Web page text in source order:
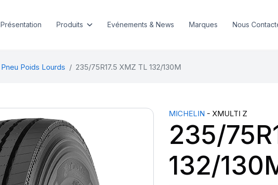
Présentation Produits Evénements & News Marques Nous
Pneu Poids Lourds 235/75R17.5 XMZ TL 132/130M
MICHELIN - XMULTI Z
235/
132/